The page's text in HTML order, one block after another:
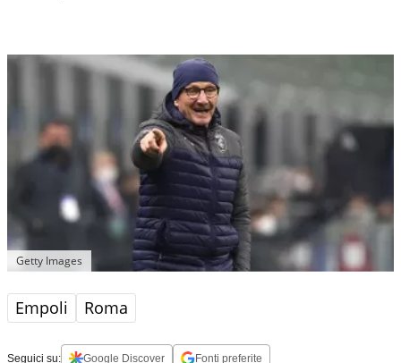
Getty Images
Empoli Roma
Seguici su: Google Discover Fonti preferite